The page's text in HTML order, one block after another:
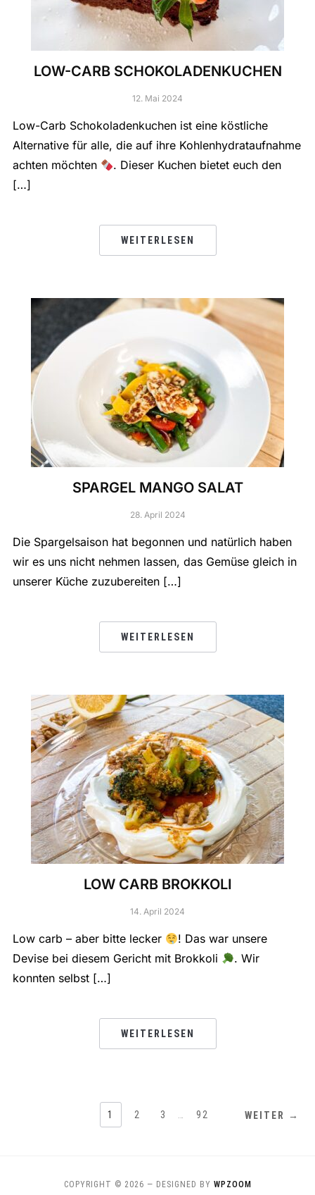
LOW-CARB SCHOKOLADENKUCHEN
12. Mai 2024
Low-Carb Schokoladenkuchen ist eine köstliche
Alternative für alle, die auf ihre Kohlenhydrataufnahme
achten möchten
. Dieser Kuchen bietet euch den
[…]
WEITERLESEN
SPARGEL MANGO SALAT
28. April 2024
Die Spargelsaison hat begonnen und natürlich haben
wir es uns nicht nehmen lassen, das Gemüse gleich in
unserer Küche zuzubereiten […]
WEITERLESEN
LOW CARB BROKKOLI
14. April 2024
Low carb – aber bitte lecker
! Das war unsere
Devise bei diesem Gericht mit Brokkoli
. Wir
konnten selbst […]
WEITERLESEN
1 2 3 92 WEITER →
COPYRIGHT © 2026 — DESIGNED BY WPZOOM